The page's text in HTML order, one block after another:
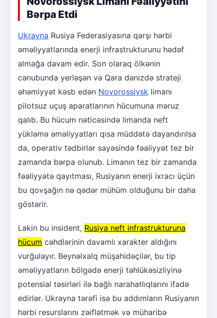
Bərpa Etdi
Ukrayna Rusiya Federasiyasına qarşı hərbi
əməliyyatlarında enerji infrastrukturunu hədəf
almağa davam edir. Son olaraq ölkənin
cənubunda yerləşən və Qara dənizdə strateji
əhəmiyyət kəsb edən Novorossiysk limanı
pilotsuz uçuş aparatlarının hücumuna məruz
qalıb. Bu hücum nəticəsində limanda neft
yükləmə əməliyyatları qısa müddətə dayandırılsa
da, operativ tədbirlər sayəsində fəaliyyət tez bir
zamanda bərpa olunub. Limanın tez bir zamanda
fəaliyyətə qayıtması, Rusiyanın enerji ixracı üçün
bu qovşağın nə qədər mühüm olduğunu bir daha
göstərir.
Lakin bu insident, Rusiya neft infrastrukturuna
hücum cəhdlərinin davamlı xarakter aldığını
vurğulayır. Beynəlxalq müşahidəçilər, bu tip
əməliyyatların bölgədə enerji təhlükəsizliyinə
potensial təsirləri ilə bağlı narahatlıqlarını ifadə
edirlər. Ukrayna tərəfi isə bu addımların Rusiyanın
hərbi resurslarını zəiflətmək və müharibə